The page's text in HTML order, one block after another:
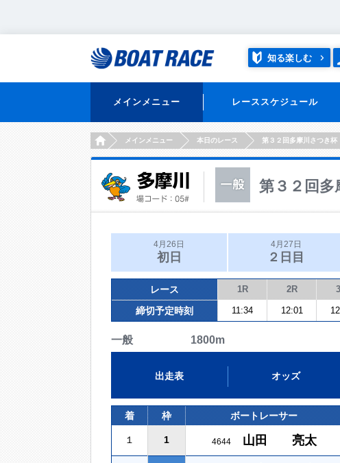
知る楽しむ
メインメニュー レーススケジュール
HOMEメインメニュー 本日のレース 第３２回多摩川さつき杯
第３２回
4月26日
初日
4月27日
２日目
レース 1R 2R
締切予定時刻 11:34 12:01
一般 1800m
出走表 オッズ
着 枠 ボートレーサー
１ 1 4644 山田 亮太